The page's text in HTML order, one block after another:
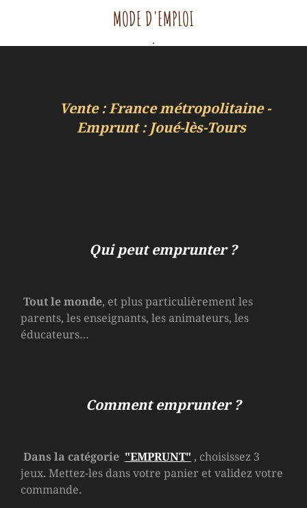
MODE D'EMPLOI
.
Vente : France métropolitaine -
Emprunt : Joué-lès-Tours
Qui peut emprunter ?
Tout le monde, et plus particulièrement les
parents, les enseignants, les animateurs, les
éducateurs…
Comment emprunter ?
Dans la catégorie "EMPRUNT" , choisissez 3
jeux. Mettez-les dans votre panier et validez votre
commande.